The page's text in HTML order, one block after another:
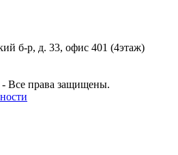
б-р, д. 33, офис 401 (4этаж)
- Все права защищены.